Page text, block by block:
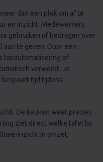
en inzicht. Medewerkers
gebruiken of bedragen over
aan te geven. Door een
tapautomatisering of
verwerkt. Je
tijd tijdens
ziet direct welke tafel bij
inzicht in omzet,